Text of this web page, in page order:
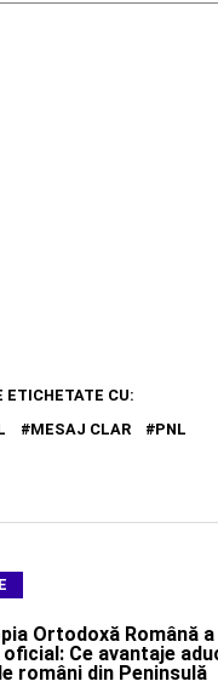
ETICHETATE CU:
MESAJ CLAR PNL
Ortodoxă Română
Ce avantaje
români din Peninsulă